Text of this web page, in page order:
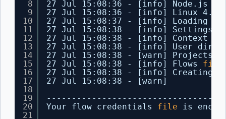
8
9
10
11
12
13
14
15
16
17
18
19
20
21
27 Jul 15:08:36 - [info] Node.js
27 Jul 15:08:36 - [info] Linux
27 Jul 15:08:37 - [info] Loading
27 Jul 15:08:38 - [info] Settings
27 Jul 15:08:38 - [info] Context
27 Jul 15:08:38 - [info] User
27 Jul 15:08:38 - [warn] Projects
27 Jul 15:08:38 - [info] Flows file
27 Jul 15:08:38 - [info] Creating
27 Jul 15:08:38 - [warn]
Your flow credentials file
is